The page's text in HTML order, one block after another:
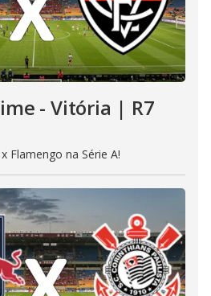
- Vitória | R7
Flamengo na Série A!